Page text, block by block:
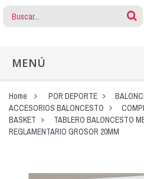
MENÚ
Home POR DEPORTE
ACCESORIOS BALONCESTO
BASKET
TABLERO BALONCESTO
REGLAMENTARIO GROSOR 20MM